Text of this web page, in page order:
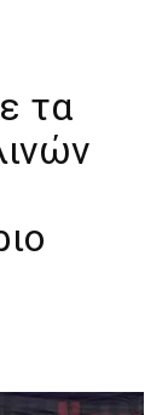
τα